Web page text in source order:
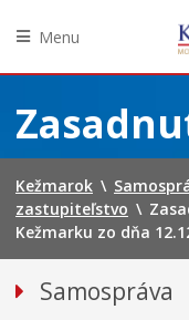
obsah
Menu
Kežmarok \
zastupiteľstvo \
Kežmarku zo dňa
Samospráva